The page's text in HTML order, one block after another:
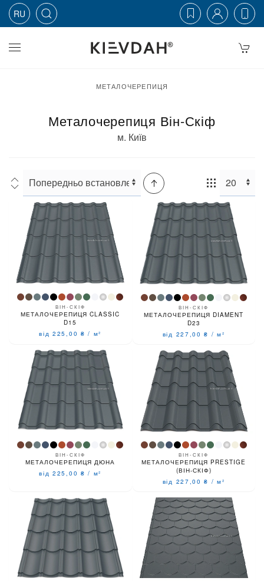
Skip to main content
RU
МЕТАЛОЧЕРЕПИЦЯ
Металочерепиця Він-Скіф
м. Київ
Сортування: Товарів:
ВІН-СКІФ
МЕТАЛОЧЕРЕПИЦЯ CLASSIC
D15
від 225,00 ₴ / м²
ВІН-СКІФ
МЕТАЛОЧЕРЕПИЦЯ DIAMENT
D23
від 227,00₴ / м²
ВІН-СКІФ
МЕТАЛОЧЕРЕПИЦЯ ДЮНА
від 225,00 ₴ / м²
ВІН-СКІФ
МЕТАЛОЧЕРЕПИЦЯ PRESTIGE
(ВІН-СКІФ)
від 227,00₴ / м²